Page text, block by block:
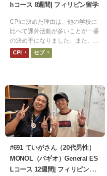
hコース 8週間| フィリピン留学
CPIに決めた理由は、他の学校に
比べて課外活動が多いことが一番
の決め手になりました。また、寮
も施設も綺麗で、毎日朝昼晩ご飯
が出るところも魅力に感じまし
イントでした。
CPI セブ
#691 ていがさん（20代男性）
MONOL（バギオ）General ES
Lコース 12週間| フィリピン留